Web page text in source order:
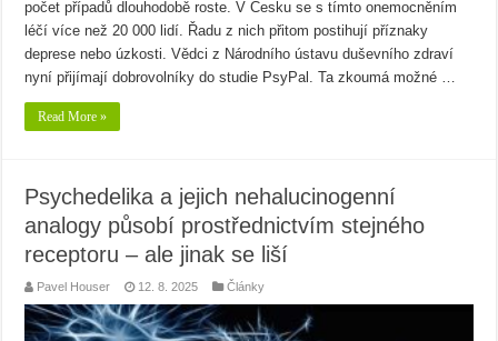
počet případů dlouhodobě roste. V Česku se s tímto onemocněním
léčí více než 20 000 lidí. Řadu z nich přitom postihují příznaky
deprese nebo úzkosti. Vědci z Národního ústavu duševního zdraví
nyní přijímají dobrovolníky do studie PsyPal. Ta zkoumá možné …
Read More »
Psychedelika a jejich nehalucinogenní
analogy působí prostřednictvím stejného
receptoru – ale jinak se liší
Pavel Houser 12. 8. 2025 Články